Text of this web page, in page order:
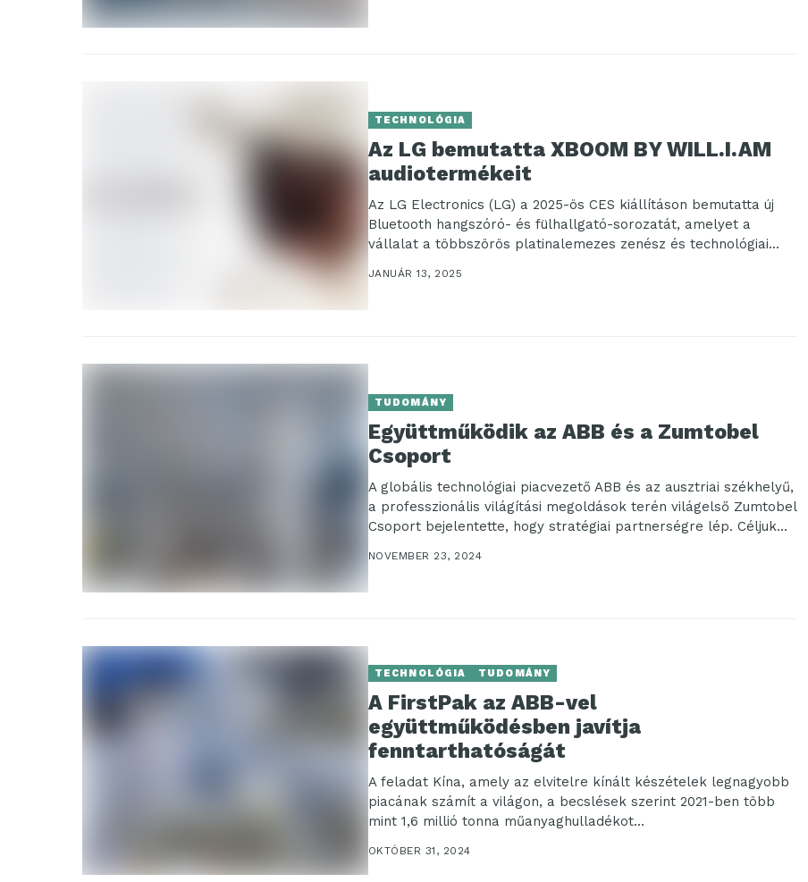
TECHNOLÓGIA
Az LG bemutatta XBOOM BY WILL.I.AM
audiotermékeit
Az LG Electronics (LG) a 2025-ös CES kiállításon bemutatta új
Bluetooth hangszóró- és fülhallgató-sorozatát, amelyet a
vállalat a többszörös platinalemezes zenész és technológiai...
JANUÁR 13, 2025
TUDOMÁNY
Együttműködik az ABB és a Zumtobel
Csoport
A globális technológiai piacvezető ABB és az ausztriai székhelyű,
a professzionális világítási megoldások terén világelső Zumtobel
Csoport bejelentette, hogy stratégiai partnerségre lép. Céljuk...
NOVEMBER 23, 2024
TECHNOLÓGIA TUDOMÁNY
A FirstPak az ABB-vel
együttműködésben javítja
fenntarthatóságát
A feladat Kína, amely az elvitelre kínált készételek legnagyobb
piacának számít a világon, a becslések szerint 2021-ben több
mint 1,6 millió tonna műanyaghulladékot...
OKTÓBER 31, 2024